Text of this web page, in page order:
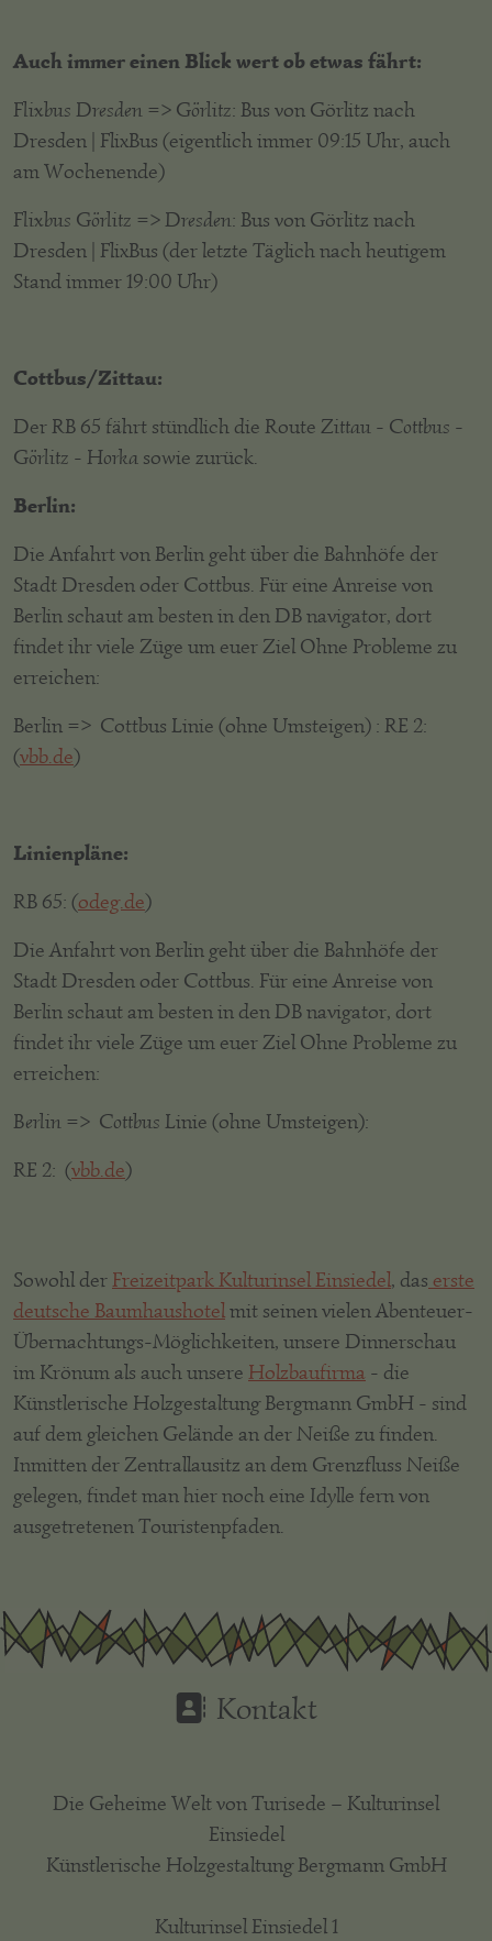
Auch immer einen Blick wert ob etwas fährt:
Flixbus Dresden => Görlitz: Bus von Görlitz nach
Dresden | FlixBus (eigentlich immer 09:15 Uhr, auch
am Wochenende)
Flixbus Görlitz => Dresden: Bus von Görlitz nach
Dresden | FlixBus (der letzte Täglich nach heutigem
Stand immer 19:00 Uhr)
Cottbus/Zittau:
Der RB 65 fährt stündlich die Route Zittau - Cottbus -
Görlitz - Horka sowie zurück.
Berlin:
Die Anfahrt von Berlin geht über die Bahnhöfe der
Stadt Dresden oder Cottbus. Für eine Anreise von
Berlin schaut am besten in den DB navigator, dort
findet ihr viele Züge um euer Ziel Ohne Probleme zu
erreichen:
Berlin => Cottbus Linie (ohne Umsteigen) : RE 2:
(vbb.de)
Linienpläne:
RB 65: (odeg.de)
Die Anfahrt von Berlin geht über die Bahnhöfe der
Stadt Dresden oder Cottbus. Für eine Anreise von
Berlin schaut am besten in den DB navigator, dort
findet ihr viele Züge um euer Ziel Ohne Probleme zu
erreichen:
Berlin => Cottbus Linie (ohne Umsteigen):
RE 2: (vbb.de)
Sowohl derFreizeitpark Kulturinsel Einsiedel, das erste
deutsche Baumhaushotelmit seinen vielen Abenteuer-
Übernachtungs-Möglichkeiten, unsere Dinnerschau
im Krönum als auch unsere Holzbaufirma - die
Künstlerische Holzgestaltung Bergmann GmbH - sind
auf dem gleichen Gelände an der Neiße zu finden.
Inmitten der Zentrallausitz an dem Grenzfluss Neiße
gelegen, findet man hier noch eine Idylle fern von
ausgetretenen Touristenpfaden.
Kontakt
Die Geheime Welt von Turisede – Kulturinsel
Einsiedel
Künstlerische Holzgestaltung Bergmann GmbH
Kulturinsel Einsiedel 1